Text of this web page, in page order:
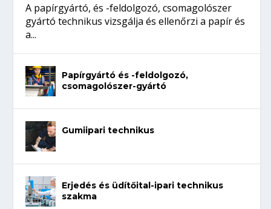
A papírgyártó, és -feldolgozó, csomagolószer
gyártó technikus vizsgálja és ellenőrzi a papír és
a...
Papírgyártó és -feldolgozó,
csomagolószer-gyártó
Gumiipari technikus
Erjedés és üdítőital-ipari technikus
szakma